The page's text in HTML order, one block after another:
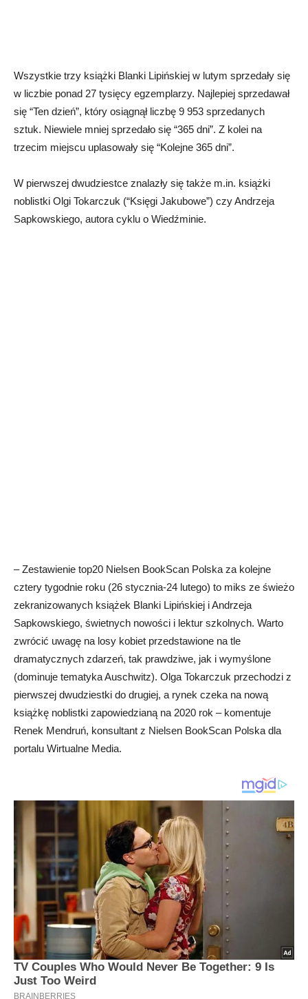
Wszystkie trzy książki Blanki Lipińskiej w lutym sprzedały się
w liczbie ponad 27 tysięcy egzemplarzy. Najlepiej sprzedawał
się “Ten dzień”, który osiągnął liczbę 9 953 sprzedanych
sztuk. Niewiele mniej sprzedało się “365 dni”. Z kolei na
trzecim miejscu uplasowały się “Kolejne 365 dni”.
W pierwszej dwudziestce znalazły się także m.in. książki
noblistki Olgi Tokarczuk (“Księgi Jakubowe”) czy Andrzeja
Sapkowskiego, autora cyklu o Wiedźminie.
– Zestawienie top20 Nielsen BookScan Polska za kolejne
cztery tygodnie roku (26 stycznia-24 lutego) to miks ze świeżo
zekranizowanych książek Blanki Lipińskiej i Andrzeja
Sapkowskiego, świetnych nowości i lektur szkolnych. Warto
zwrócić uwagę na losy kobiet przedstawione na tle
dramatycznych zdarzeń, tak prawdziwe, jak i wymyślone
(dominuje tematyka Auschwitz). Olga Tokarczuk przechodzi z
pierwszej dwudziestki do drugiej, a rynek czeka na nową
książkę noblistki zapowiedzianą na 2020 rok – komentuje
Renek Mendruń, konsultant z Nielsen BookScan Polska dla
portalu Wirtualne Media.